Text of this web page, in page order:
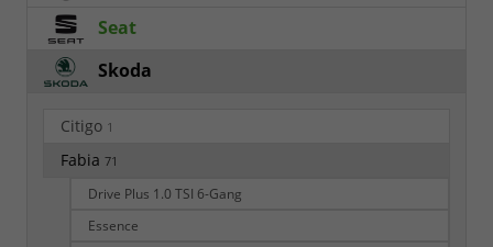
Seat
Skoda
Citigo 1
Fabia 71
Drive Plus 1.0 TSI 6-Gang
Essence